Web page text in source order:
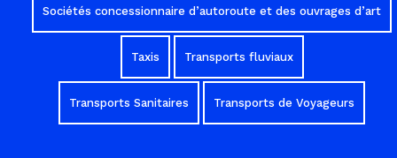
Sociétés concessionnaire d’autoroute et des ouvrages d’art
Taxis Transports fluviaux
Transports Sanitaires Transports de Voyageurs